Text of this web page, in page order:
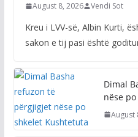
August 8, 2026 Vendi Sot
Kreu i LVV-së, Albin Kurti,
sakon e tij pasi është
Dimal
nëse
August